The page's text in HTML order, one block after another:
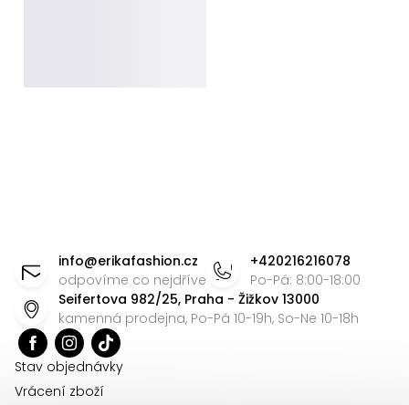
info@erikafashion.cz
odpovíme co nejdříve
+420216216078
Po-Pá: 8:00-18:00
Seifertova 982/25, Praha - Žižkov 13000
kamenná prodejna, Po-Pá 10-19h, So-Ne 10-18h
Stav objednávky
Vrácení zboží